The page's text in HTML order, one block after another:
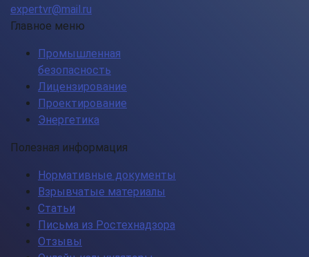
expertvr@mail.ru
Главное меню
Промышленная
безопасность
Лицензирование
Проектирование
Энергетика
Полезная информация
Нормативные документы
Взрывчатые материалы
Статьи
Письма из Ростехнадзора
Отзывы